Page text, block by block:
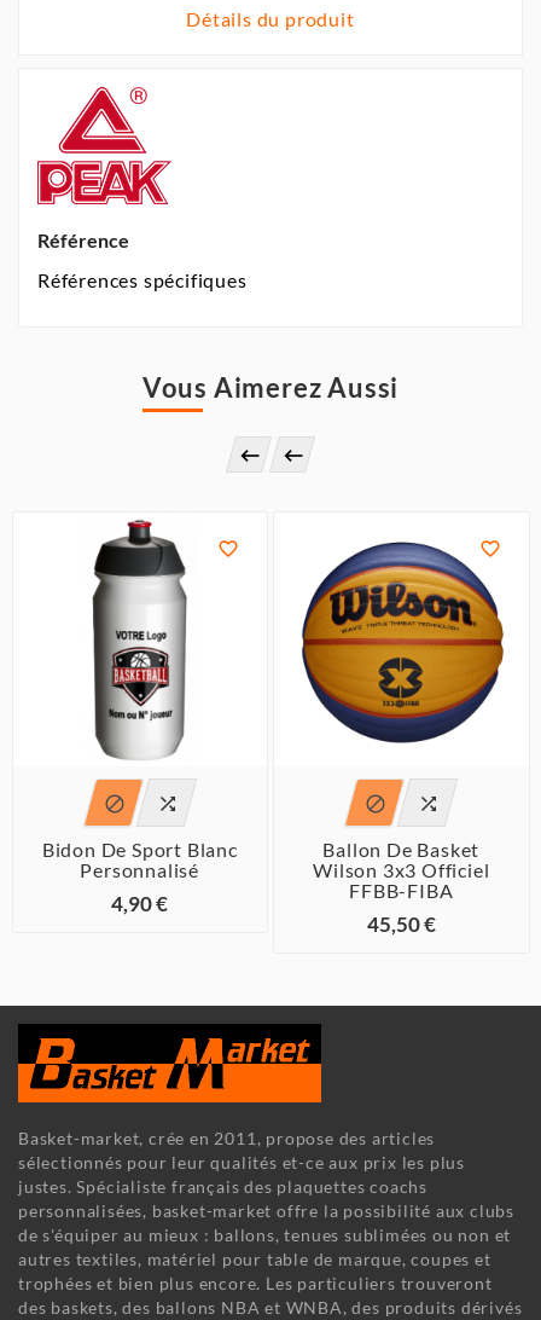
Détails du produit
Référence
Références spécifiques
Vous Aimerez Aussi
 

 
Bidon De Sport Blanc
Personnalisé
4,90 €

 
Ballon De Basket
Wilson 3x3 Officiel
FFBB-FIBA
45,50 €
Basket-market, crée en 2011, propose des articles
sélectionnés pour leur qualités et-ce aux prix les plus
justes. Spécialiste français des plaquettes coachs
personnalisées, basket-market offre la possibilité aux clubs
de s'équiper au mieux : ballons, tenues sublimées ou non et
autres textiles, matériel pour table de marque, coupes et
trophées et bien plus encore. Les particuliers trouveront
des baskets, des ballons NBA et WNBA, des produits dérivés